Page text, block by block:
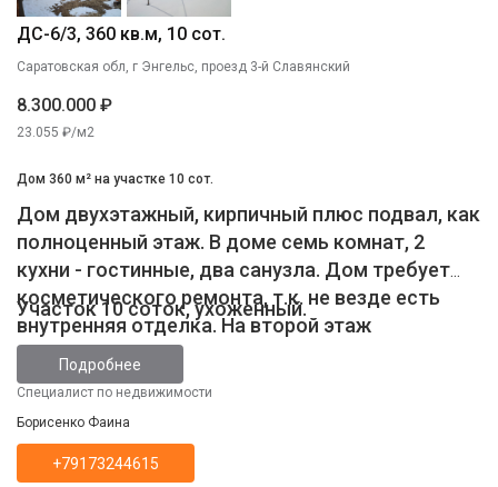
ДС-6/3, 360 кв.м, 10 сот.
Саратовская обл, г Энгельс, проезд 3-й Славянский
8.300.000 ₽
23.055 ₽/м2
Дом 360 м² на участке 10 сот.
Дом двухэтажный, кирпичный плюс подвал, как
полноценный этаж. В доме семь комнат, 2
кухни - гостинные, два санузла. Дом требует
косметического ремонта, т.к. не везде есть
внутренняя отделка. На второй этаж
отдельный вход. Возможна продажа отдельно
2 этажа с подвалом. В доме всё
водоснабжение, газ, слив(3 кольца).
Участок 10 соток, ухоженный.
Подробнее
Специалист по недвижимости
Борисенко Фаина
+79173244615